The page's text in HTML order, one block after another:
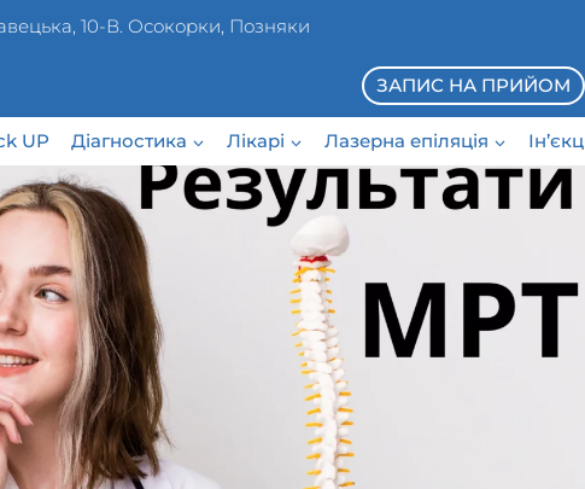
10-В. Осокорки, Позняки
ЗАПИС НА ПРИЙОМ
UP Діагностика Лікарі Лазерна епіляція